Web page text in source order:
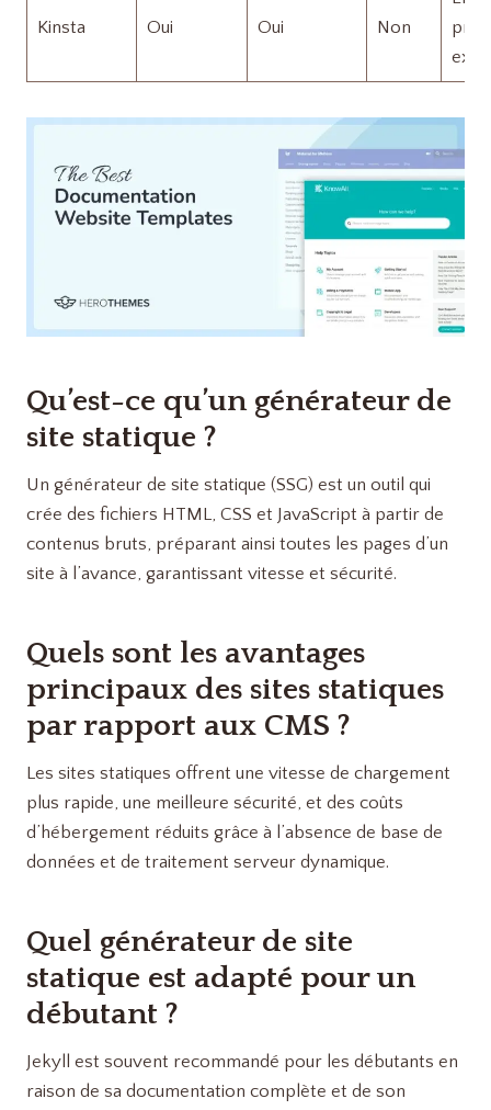
Kinsta Oui Oui Non
Qu’est-ce qu’un générateur de
site statique ?
Un générateur de site statique (SSG) est un outil qui
crée des fichiers HTML, CSS et JavaScript à partir de
contenus bruts, préparant ainsi toutes les pages d’un
site à l’avance, garantissant vitesse et sécurité.
Quels sont les avantages
principaux des sites statiques
par rapport aux CMS ?
Les sites statiques offrent une vitesse de chargement
plus rapide, une meilleure sécurité, et des coûts
d’hébergement réduits grâce à l’absence de base de
données et de traitement serveur dynamique.
Quel générateur de site
statique est adapté pour un
débutant ?
Jekyll est souvent recommandé pour les débutants en
raison de sa documentation complète et de son